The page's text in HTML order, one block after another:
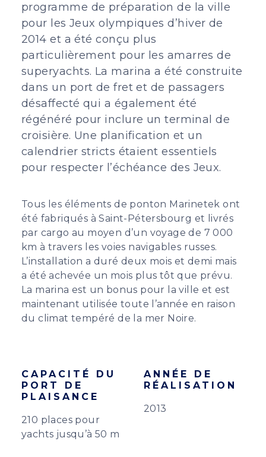
programme de préparation de la ville
pour les Jeux olympiques d’hiver de
2014 et a été conçu plus
particulièrement pour les amarres de
superyachts. La marina a été construite
dans un port de fret et de passagers
désaffecté qui a également été
régénéré pour inclure un terminal de
croisière. Une planification et un
calendrier stricts étaient essentiels
pour respecter l’échéance des Jeux.
Tous les éléments de ponton Marinetek ont
été fabriqués à Saint-Pétersbourg et livrés
par cargo au moyen d’un voyage de 7 000
km à travers les voies navigables russes.
L’installation a duré deux mois et demi mais
a été achevée un mois plus tôt que prévu.
La marina est un bonus pour la ville et est
maintenant utilisée toute l’année en raison
du climat tempéré de la mer Noire.
CAPACITÉ DU
PORT DE
PLAISANCE
210 places pour
yachts jusqu’à 50 m
ANNÉE DE
RÉALISATION
2013